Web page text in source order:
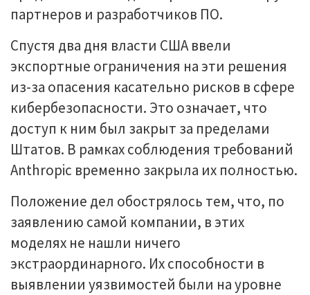
партнеров и разработчиков ПО.
Спустя два дня власти США ввели
экспортные ограничения на эти решения
из-за опасения касательно рисков в сфере
кибербезопасности. Это означает, что
доступ к ним был закрыт за пределами
Штатов. В рамках соблюдения требований
Anthropic временно закрыла их полностью.
Положение дел обострялось тем, что, по
заявлению самой компании, в этих
моделях не нашли ничего
экстраординарного. Их способности в
выявлении уязвимостей были на уровне